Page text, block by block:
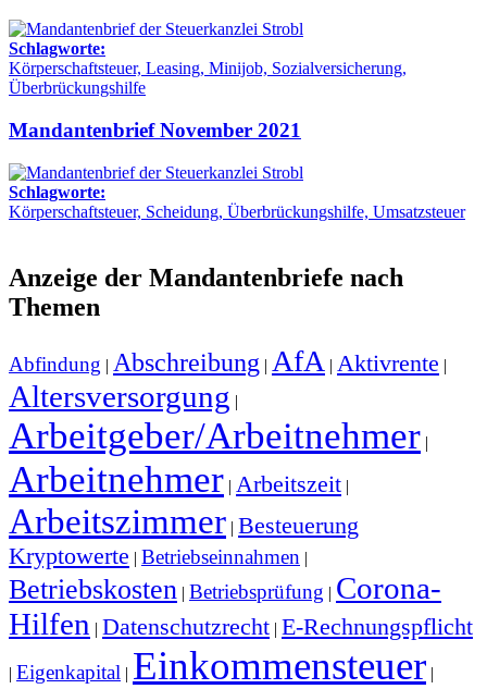
Schlagworte:
Körperschaftsteuer, Leasing, Minijob, Sozialversicherung,
Überbrückungshilfe
Mandantenbrief November 2021
Schlagworte:
Körperschaftsteuer, Scheidung, Überbrückungshilfe, Umsatzsteuer
Anzeige der Mandantenbriefe nach
Themen
Abfindung | Abschreibung | AfA | Aktivrente |
Altersversorgung |
Arbeitgeber/Arbeitnehmer |
Arbeitnehmer | Arbeitszeit |
Arbeitszimmer | Besteuerung
Kryptowerte | Betriebseinnahmen |
Betriebskosten | Betriebsprüfung | Corona-
Hilfen | Datenschutzrecht | E-Rechnungspflicht
| Eigenkapital | Einkommensteuer |